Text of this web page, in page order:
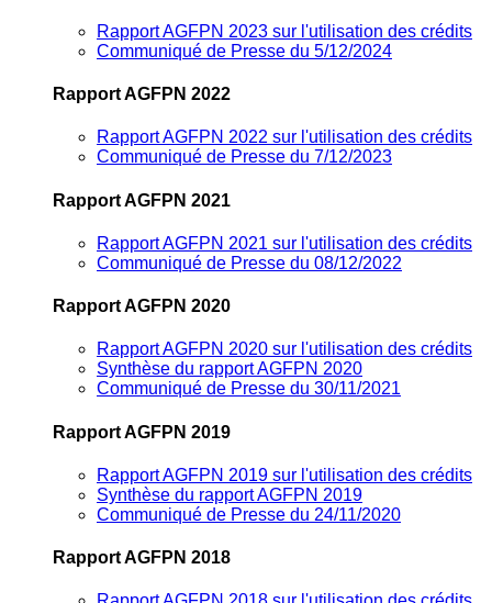
Rapport AGFPN 2023 sur l'utilisation des crédits
Communiqué de Presse du 5/12/2024
Rapport AGFPN 2022
Rapport AGFPN 2022 sur l'utilisation des crédits
Communiqué de Presse du 7/12/2023
Rapport AGFPN 2021
Rapport AGFPN 2021 sur l'utilisation des crédits
Communiqué de Presse du 08/12/2022
Rapport AGFPN 2020
Rapport AGFPN 2020 sur l'utilisation des crédits
Synthèse du rapport AGFPN 2020
Communiqué de Presse du 30/11/2021
Rapport AGFPN 2019
Rapport AGFPN 2019 sur l'utilisation des crédits
Synthèse du rapport AGFPN 2019
Communiqué de Presse du 24/11/2020
Rapport AGFPN 2018